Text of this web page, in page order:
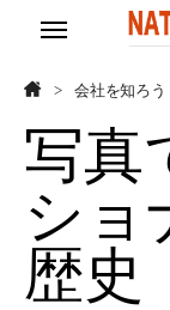
ホーム
会社を知ろう
働く仲間について
モノへのこだわり
ホーム
会社を知ろう
働く仲間について
モノへのこだわり
会社を知ろう
写真
ショ
歴史